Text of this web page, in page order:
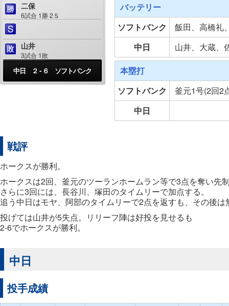
二保
6試合 1勝 2Ｓ
山井
3試合 1敗
中日 ２ - ６ ソフトバンク
バッテリー
ソフトバンク
飯田、高橋礼
中日
山井、大蔵、
本塁打
ソフトバンク
釜元1号(2回2
中日
戦評
ホークスが勝利。
ホークスは2回、釜元のツーランホームラン等で3点を奪い先
さらに3回には、長谷川、塚田のタイムリーで加点する。
追う中日はモヤ、阿部のタイムリーで2点を返すも、その後は
投げては山井が5失点。リリーフ陣は好投を見せるも
2-6でホークスが勝利。
中日
投手成績